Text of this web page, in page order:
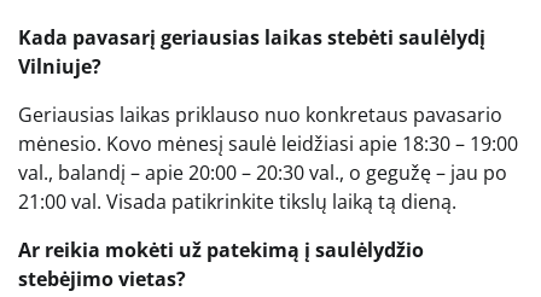
Kada pavasarį geriausias laikas stebėti saulėlydį
Vilniuje?
Geriausias laikas priklauso nuo konkretaus pavasario
mėnesio. Kovo mėnesį saulė leidžiasi apie 18:30 – 19:00
val., balandį – apie 20:00 – 20:30 val., o gegužę – jau po
21:00 val. Visada patikrinkite tikslų laiką tą dieną.
Ar reikia mokėti už patekimą į saulėlydžio
stebėjimo vietas?